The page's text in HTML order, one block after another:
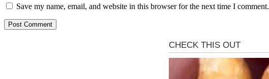
Save my name, email, and website in this browser for the next time I comment.